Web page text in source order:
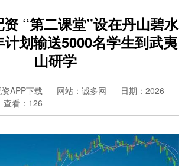
“第二课堂”设在丹山碧水
划输送5000名学生到武夷
山研学
APP下载 网站：诚多网
日期：2026-
查看：126